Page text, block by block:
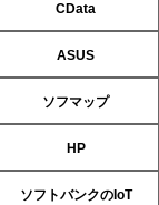
CData
ASUS
ソフマップ
HP
ソフトバンクのIoT